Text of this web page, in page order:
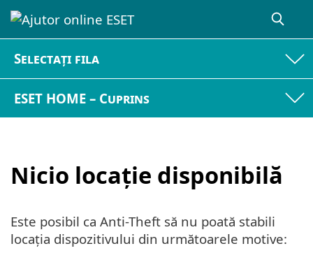
Selectați fila
ESET HOME – Cuprins
Nicio locație disponibilă
Este posibil ca Anti-Theft să nu poată stabili
locația dispozitivului din următoarele motive: